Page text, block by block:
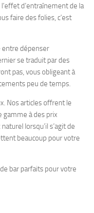
d’entraînement de la
faire des folies, c’est
entre dépenser
se traduit par des
pas, vous obligeant à
peu de temps.
Nos articles offrent le
gamme à des prix
lorsqu’il s’agit de
beaucoup pour votre